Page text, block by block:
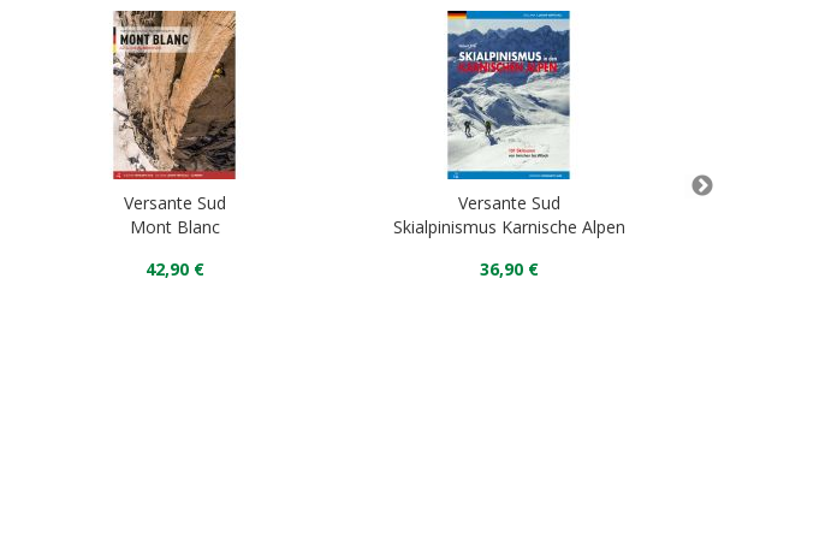
Versante Sud
Mont Blanc
42,90 €
Versante Sud
Skialpinismus Karnische Alpen
36,90 €